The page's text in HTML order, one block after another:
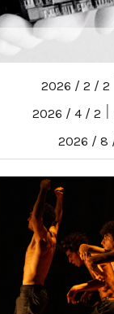
2 / 2 / 2026
2 / 4 / 2026